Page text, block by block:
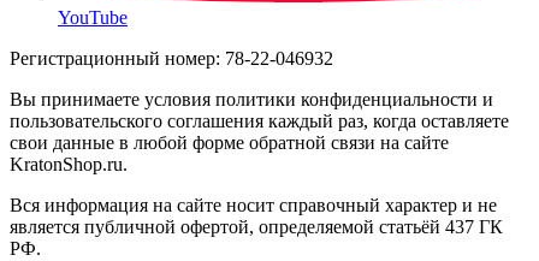
YouTube
Регистрационный номер: 78-22-046932
Вы принимаете условия политики конфиденциальности и
пользовательского соглашения каждый раз, когда оставляете
свои данные в любой форме обратной связи на сайте
KratonShop.ru.
Вся информация на сайте носит справочный характер и не
является публичной офертой, определяемой статьёй 437 ГК
РФ.